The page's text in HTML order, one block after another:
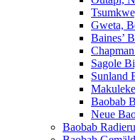
Gweta,
Baines’
Sagole
Sunland
Baobab
Neue
Baobab